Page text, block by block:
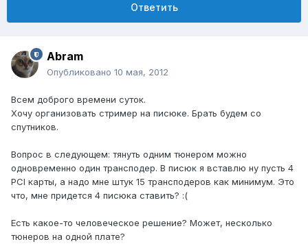
Ответить
Abram
Опубликовано 10 мая, 2012
Всем доброго времени суток.
Хочу организовать стример на писюке. Брать будем со
спутников.
Вопрос в следующем: тянуть одним тюнером можно
одновременно один трансподер. В писюк я вставлю ну пусть 4
PCI карты, а надо мне штук 15 трансподеров как минимум. Это
что, мне придется 4 писюка ставить? :(
Есть какое-то человеческое решение? Может, несколько
тюнеров на одной плате?